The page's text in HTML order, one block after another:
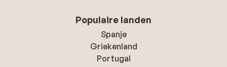
Populaire landen
Spanje
Griekenland
Portugal